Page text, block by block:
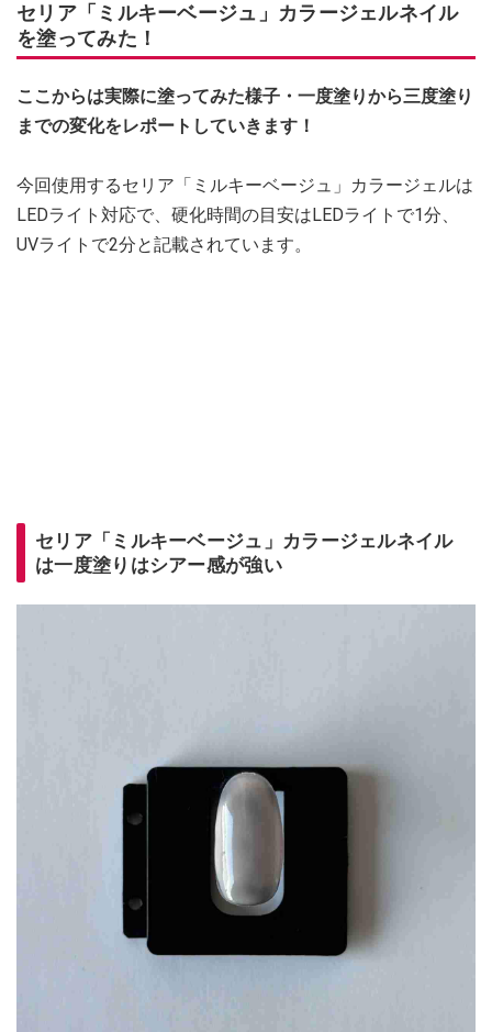
セリア「ミルキーベージュ」カラージェルネイル
を塗ってみた！
ここからは実際に塗ってみた様子・一度塗りから三度塗り
までの変化をレポートしていきます！
今回使用するセリア「ミルキーベージュ」カラージェルは
LEDライト対応で、硬化時間の目安はLEDライトで1分、
UVライトで2分と記載されています。
セリア「ミルキーベージュ」カラージェルネイル
は一度塗りはシアー感が強い